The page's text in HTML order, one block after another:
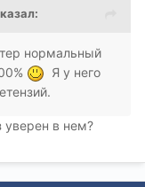
нормальный
Я у него
уверен в нем?